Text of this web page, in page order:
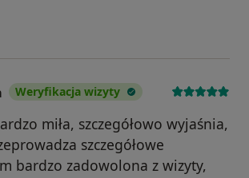
Weryfikacja wizyty
miła, szczegółowo wyjaśnia,
szczegółowe
bardzo zadowolona z wizyty,